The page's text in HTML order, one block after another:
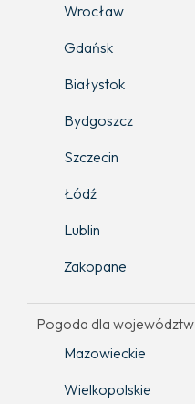
Wrocław
Gdańsk
Białystok
Bydgoszcz
Szczecin
Łódź
Lublin
Zakopane
Pogoda dla województw
Mazowieckie
Wielkopolskie